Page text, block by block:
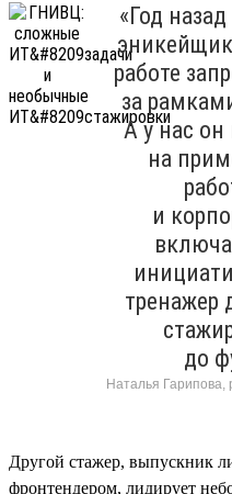
«Год
работе
за
А у нас
на
и
тренажер
до
Наталья Гарипова,
Другой стажер, выпускник
фронтендером, лидирует